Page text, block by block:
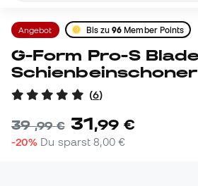
Angebot Bis zu96 Member Points
G-Form Pro-S Blade CE
Schienbeinschoner
(6)
39,99 € 31,99 €
-20% Du sparst8,00 €